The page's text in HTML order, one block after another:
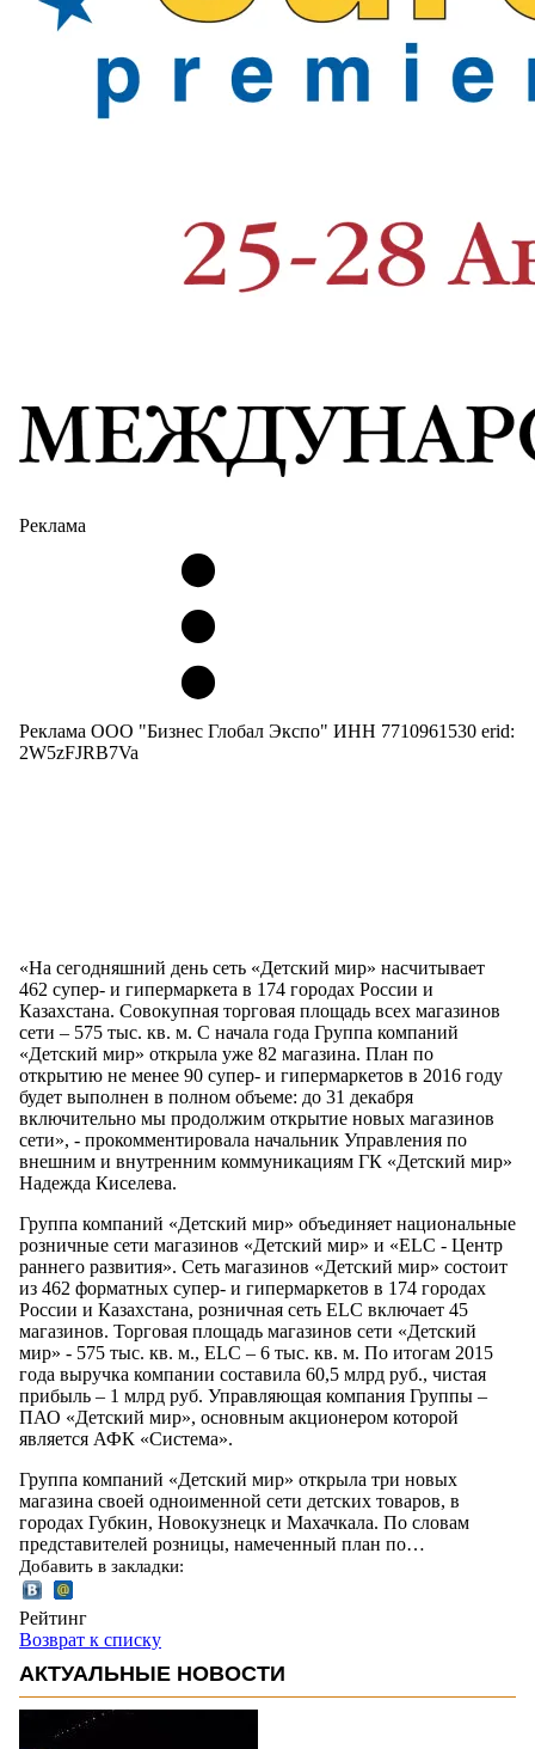
Реклама
Реклама ООО "Бизнес Глобал Экспо" ИНН 7710961530 erid:
2W5zFJRB7Va
«На сегодняшний день сеть «Детский мир» насчитывает
462 супер- и гипермаркета в 174 городах России и
Казахстана. Совокупная торговая площадь всех магазинов
сети – 575 тыс. кв. м. С начала года Группа компаний
«Детский мир» открыла уже 82 магазина. План по
открытию не менее 90 супер- и гипермаркетов в 2016 году
будет выполнен в полном объеме: до 31 декабря
включительно мы продолжим открытие новых магазинов
сети», - прокомментировала начальник Управления по
внешним и внутренним коммуникациям ГК «Детский мир»
Надежда Киселева.
Группа компаний «Детский мир» объединяет национальные
розничные сети магазинов «Детский мир» и «ELC - Центр
раннего развития». Сеть магазинов «Детский мир» состоит
из 462 форматных супер- и гипермаркетов в 174 городах
России и Казахстана, розничная сеть ELC включает 45
магазинов. Торговая площадь магазинов сети «Детский
мир» - 575 тыс. кв. м., ELC – 6 тыс. кв. м. По итогам 2015
года выручка компании составила 60,5 млрд руб., чистая
прибыль – 1 млрд руб. Управляющая компания Группы –
ПАО «Детский мир», основным акционером которой
является АФК «Система».
Группа компаний «Детский мир» открыла три новых
магазина своей одноименной сети детских товаров, в
городах Губкин, Новокузнецк и Махачкала. По словам
представителей розницы, намеченный план по…
Добавить в закладки:
Рейтинг
Возврат к списку
АКТУАЛЬНЫЕ НОВОСТИ